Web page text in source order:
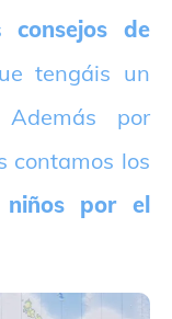
consejos de
tengáis un
por
contamos los
niños por el